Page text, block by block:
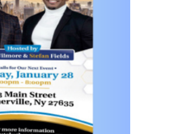
গত ২৪ ঘণ্টায় গ্রেফতার
মামলা ৫৭
মধ্যে ঢাকায় বজ্রসহ বৃষ্টি হতে
বায়ুদূষণের শীর্ষ তালিকায় উঠে